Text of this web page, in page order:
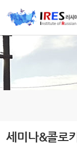
세미나&콜로